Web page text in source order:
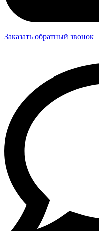
Заказать обратный звонок